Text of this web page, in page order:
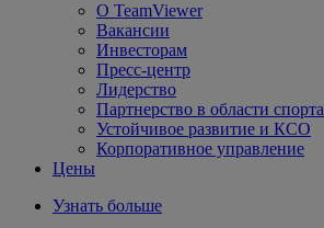
О TeamViewer
Вакансии
Инвесторам
Пресс-центр
Лидерство
Партнерство в области спорта
Устойчивое развитие и КСО
Корпоративное управление
Цены
Узнать больше